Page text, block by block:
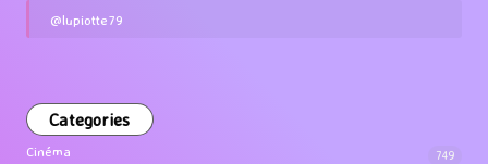
@lupiotte79
Categories
Cinéma 749